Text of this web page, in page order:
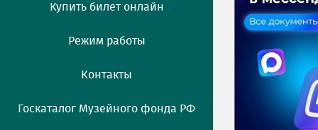
Купить билет онлайн
Режим работы
Контакты
Госкаталог Музейного фонда РФ